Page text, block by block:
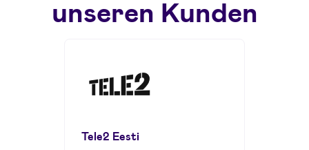
unseren Kunden
Tele2 Eesti